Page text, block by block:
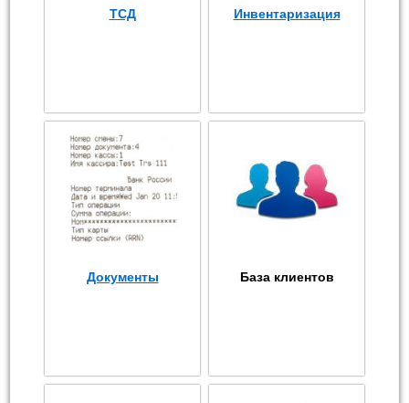
ТСД Инвентаризация
Документы База клиентов